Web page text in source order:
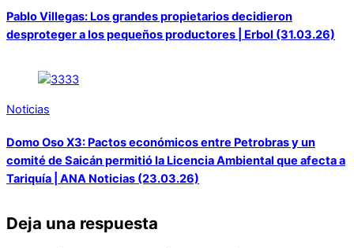
Pablo Villegas: Los grandes propietarios decidieron
desproteger a los pequeños productores | Erbol (31.03.26)
Noticias
Domo Oso X3: Pactos económicos entre Petrobras y un
comité de Saicán permitió la Licencia Ambiental que afecta a
Tariquía | ANA Noticias (23.03.26)
Deja una respuesta